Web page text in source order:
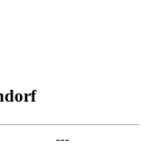
---